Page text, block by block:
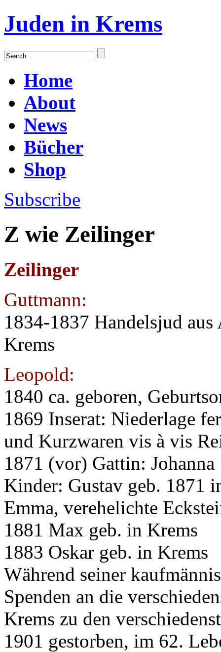
Juden in Krems
Home
About
News
Bücher
Shop
Subscribe
Z wie Zeilinger
Zeilinger
Guttmann:
1834-1837 Handelsjud
Krems
Leopold:
1840 ca. geboren,
1869 Inserat: Niederlage
und Kurzwaren vis à vis
1871 (vor) Gattin: Johanna
Kinder: Gustav geb. 1871
Emma, verehelichte
1881 Max geb. in Krems
1883 Oskar geb. in Krems
Während seiner
Spenden an die
Krems zu den
1901 gestorben, im 62.